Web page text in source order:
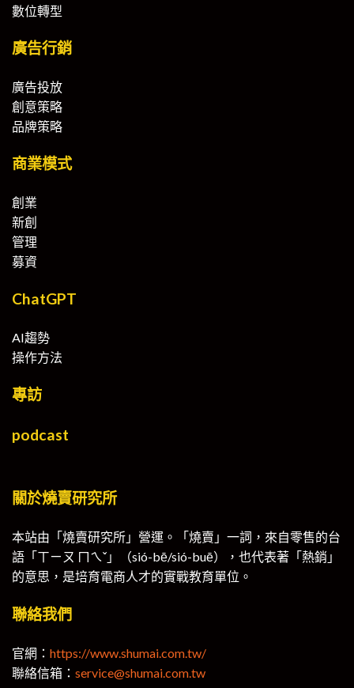
數位轉型
廣告行銷
廣告投放
創意策略
品牌策略
商業模式
創業
新創
管理
募資
ChatGPT
AI趨勢
操作方法
專訪
podcast
關於燒賣研究所
本站由「燒賣研究所」營運。「燒賣」一詞，來自零售的台
語「ㄒㄧㄡ ㄇㄟˇ」（sió-bē/sió-buē），也代表著「熱銷」
的意思，是培育電商人才的實戰教育單位。
聯絡我們
官網： https://www.shumai.com.tw/
聯絡信箱： service@shumai.com.tw